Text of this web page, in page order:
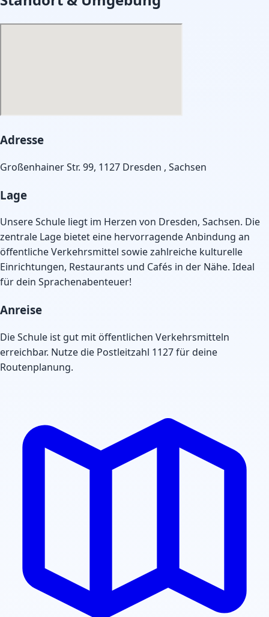
Adresse
Großenhainer Str. 99, 1127 Dresden , Sachsen
Lage
Unsere Schule liegt im Herzen von Dresden, Sachsen. Die
zentrale Lage bietet eine hervorragende Anbindung an
öffentliche Verkehrsmittel sowie zahlreiche kulturelle
Einrichtungen, Restaurants und Cafés in der Nähe. Ideal
für dein Sprachenabenteuer!
Anreise
Die Schule ist gut mit öffentlichen Verkehrsmitteln
erreichbar. Nutze die Postleitzahl 1127 für deine
Routenplanung.